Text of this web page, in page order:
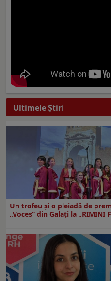
Ultimele Ştiri
Un trofeu şi o pleiadă de
„Voces” din Galaţi la „RIMINI